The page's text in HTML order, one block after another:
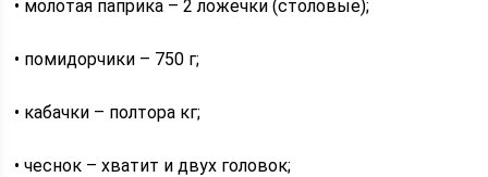
• молотая паприка – 2 ложечки (столовые);
• помидорчики – 750 г;
• кабачки – полтора кг;
• чеснок – хватит и двух головок;